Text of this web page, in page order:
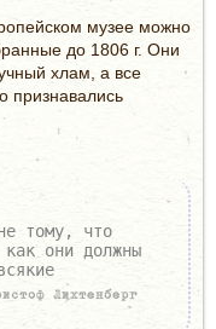
музее можно
до 1806 г. Они
хлам, а все
признавались
тому, что
они должны
Лихтенберг